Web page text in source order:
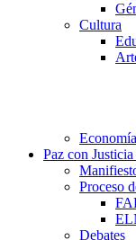
Cultura
Paz con
Proceso
Debates